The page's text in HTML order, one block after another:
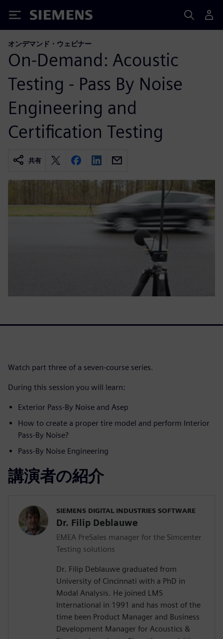
Siemens
オンデマンド・ウェビナー
On-Demand: Acoustic
Testing - Pass By Noise
Engineering and
Certification Testing
共有
Watch part three of a seven-course series.
During this session you will learn:
Exterior Pass-By Noise and Asep
How to create a proper tire model and perform Interior
Pass-By Noise?
Pass-By Noise Engineering
講演者の紹介
SIEMENS DIGITAL INDUSTRIES SOFTWARE
Dr. Filip Deblauwe
EMEA PreSales manager for the Simcenter
Testing solutions
Dr. Filip Deblauwe graduated from
University of Cincinnati with a PhD in
Modal Analysis. He joined LMS
International in 1991 and has most of the
time been Product Manager and Business
Development Manager for Acoustics &